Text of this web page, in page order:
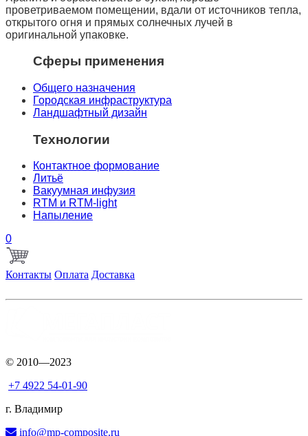
проветриваемом помещении, вдали от источников тепла,
открытого огня и прямых солнечных лучей в
оригинальной упаковке.
Сферы применения
Общего назначения
Городская инфраструктура
Ландшафтный дизайн
Технологии
Контактное формование
Литьё
Вакуумная инфузия
RTM и RTM-light
Напыление
0
Контакты Оплата Доставка
© 2010—2023
+7 4922 54-01-90
г. Владимир
info@mp-composite.ru